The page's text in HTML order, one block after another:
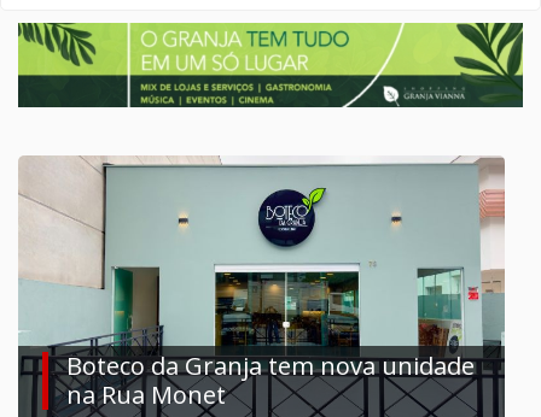
Granja tem nova unidade
Monet
O que
traz
Pais